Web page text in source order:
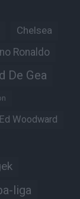
Chelsea
Ronaldo
De Gea
Ed Woodward
liga